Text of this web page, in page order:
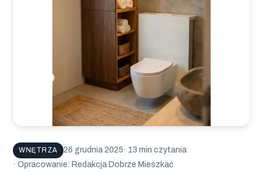
WNĘTRZA 26 grudnia 2025· 13 min czytania
· Opracowanie: Redakcja Dobrze Mieszkać